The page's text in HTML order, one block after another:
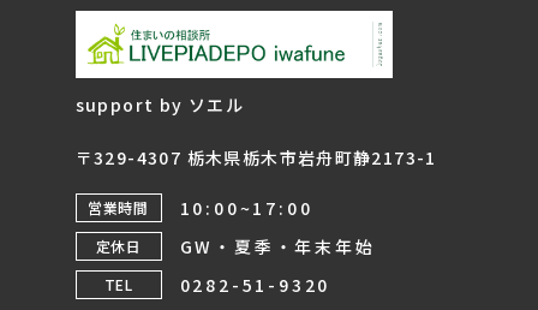
support by ソエル
〒329-4307 栃木県栃木市岩舟町静2173-1
営業時間 10:00~17:00
定休日 GW・夏季・年末年始
TEL 0282-51-9320